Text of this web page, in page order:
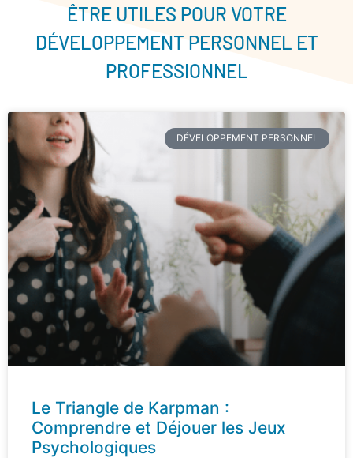
ÊTRE UTILES POUR VOTRE
DÉVELOPPEMENT PERSONNEL ET
PROFESSIONNEL
DÉVELOPPEMENT PERSONNEL
Le Triangle de Karpman :
Comprendre et Déjouer les Jeux
Psychologiques